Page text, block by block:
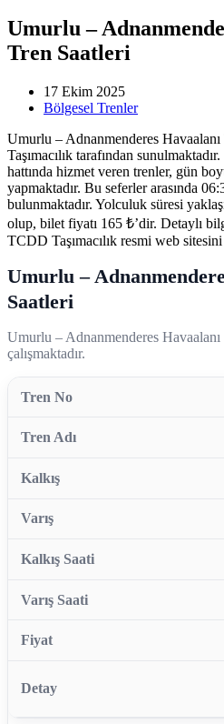
Umurlu –
Tren Saatleri
17 Ekim 2025
Bölgesel Trenler
Umurlu – Adnanmenderes
Taşımacılık tarafından
hattında hizmet veren trenler, gün
yapmaktadır. Bu seferler arasında
bulunmaktadır. Yolculuk süresi
olup, bilet fiyatı 165 ₺’dir. Detaylı
TCDD Taşımacılık resmi web
Umurlu –
Saatleri
Umurlu – Adnanmenderes Havaalanı
çalışmaktadır.